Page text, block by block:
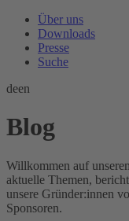
Über uns
Downloads
Presse
Suche
deen
Blog
Willkommen auf
aktuelle Themen,
unsere Gründer:innen
Sponsoren.